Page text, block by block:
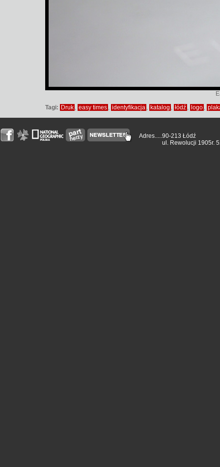
Tagi: Druk , easy times , identyfikacja , katalog , łódź , logo ,
Adres.....90-213 Łódź
ul. Rewolucji 1905r.